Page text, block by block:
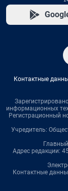
Контактные
информационных
Регистрационный
Учредитель:
Адрес редакции:
Контактные